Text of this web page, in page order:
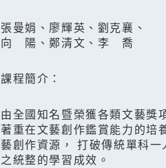
張曼娟、廖輝英、劉克襄、
向 陽、鄭清文、李 喬
課程簡介：
由全國知名暨榮獲各類文藝獎
著重在文藝創作鑑賞能力的培
藝創作資源， 打破傳統單科
之統整的學習成效。